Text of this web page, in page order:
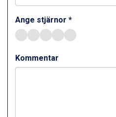
Bad Gastein från 6.295 kr.
Arabba från 11.045 kr.
La Thuile från 7.045 kr.
Cervinia från 8.245 kr.
Sölden från 12.995 kr.
Ange stjärnor *
Kommentar